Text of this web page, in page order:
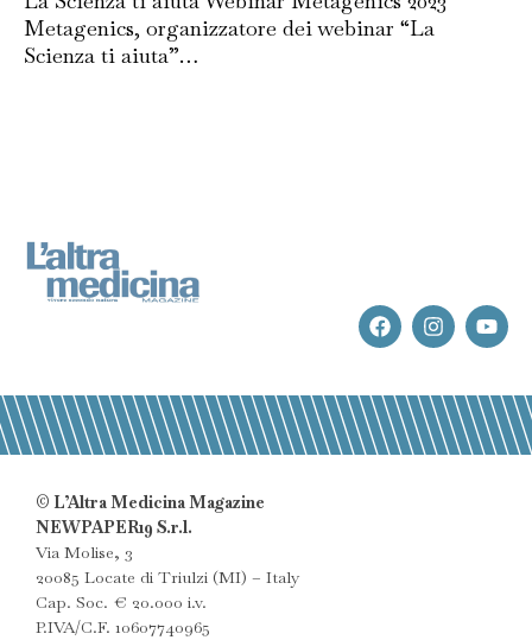
Metagenics, organizzatore dei webinar “La
Scienza ti aiuta”…
© L’Altra Medicina Magazine
NEWPAPER19 S.r.l.
Via Molise, 3
20085 Locate di Triulzi (MI) – Italy
Cap. Soc. € 20.000 i.v.
P.IVA/C.F. 10607740965